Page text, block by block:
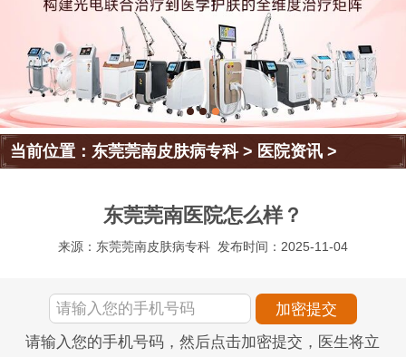
当前位置：东莞莞南皮肤病专科> 医院资讯 >
东莞莞南医院怎么样？
来源：东莞莞南皮肤病专科 发布时间：2025-11-04
请输入您的手机号码，然后点击加密提交，医生将立